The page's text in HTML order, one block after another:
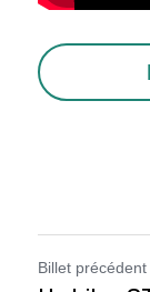
Billet précédent